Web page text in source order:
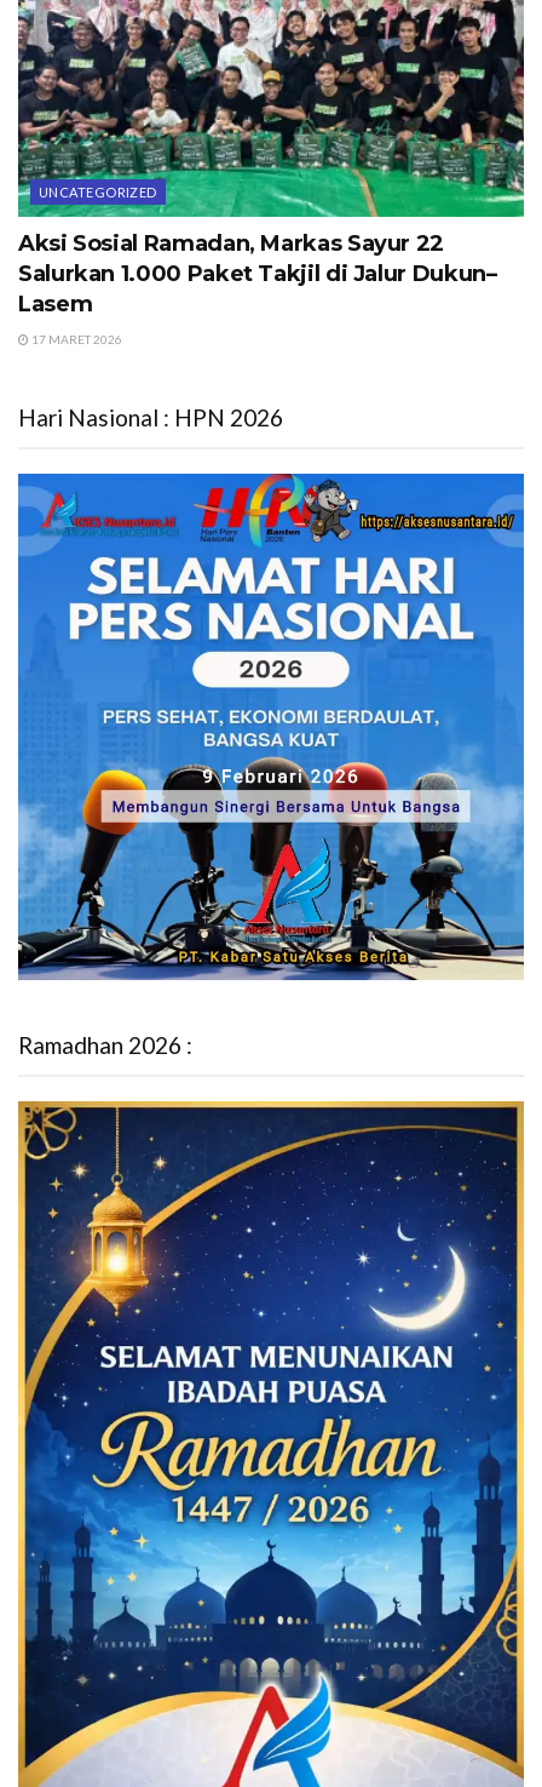
UNCATEGORIZED
Aksi Sosial Ramadan, Markas Sayur 22
Salurkan 1.000 Paket Takjil di Jalur Dukun–
Lasem
17 MARET 2026
Hari Nasional : HPN 2026
Ramadhan 2026 :